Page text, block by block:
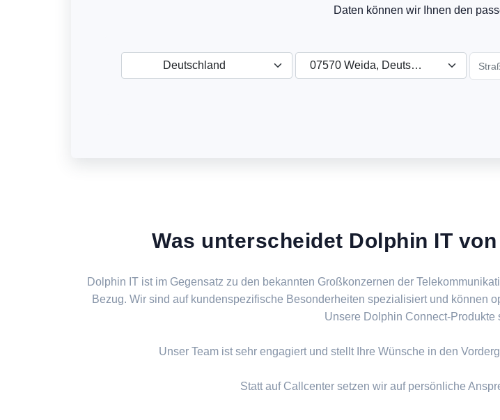
Daten können wir Ihnen den
Deutschland 07570 Weida, Deutschland
Was unterscheidet Dolphin IT
Dolphin IT ist im Gegensatz zu den bekannten Großkonzernen der
Bezug. Wir sind auf kundenspezifische Besonderheiten spezialisiert und können
Unsere Dolphin Connect-Produkte
Unser Team ist sehr engagiert und stellt Ihre Wünsche in den
Statt auf Callcenter setzen wir auf persönliche